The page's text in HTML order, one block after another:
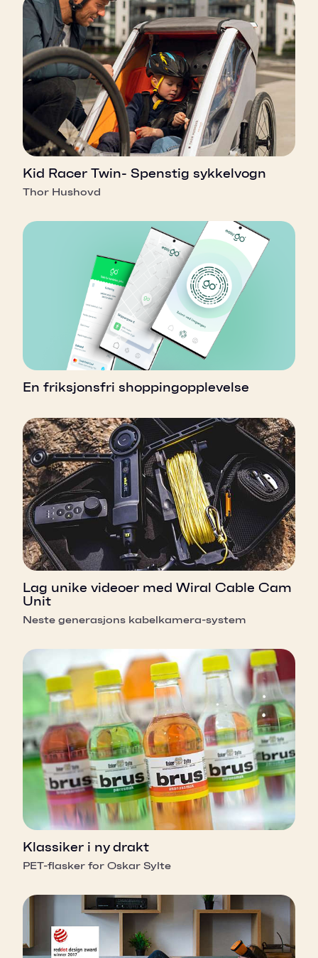
Kid Racer Twin- Spenstig sykkelvogn
Thor Hushovd
En friksjonsfri shoppingopplevelse
Lag unike videoer med Wiral Cable Cam
Unit
Neste generasjons kabelkamera-system
Klassiker i ny drakt
PET-flasker for Oskar Sylte